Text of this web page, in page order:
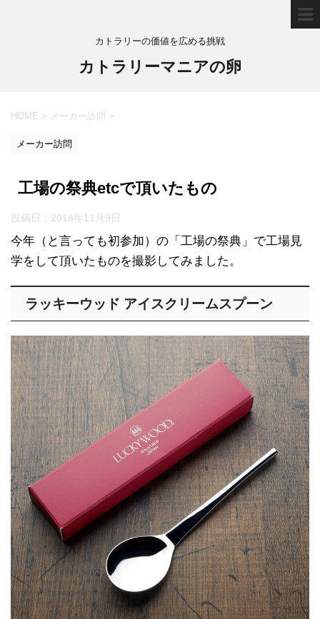
カトラリーの価値を広める挑戦
カトラリーマニアの卵
HOME > メーカー訪問 >
メーカー訪問
工場の祭典etcで頂いたもの
投稿日： 2018年11月9日
今年（と言っても初参加）の「工場の祭典」で工場見
学をして頂いたものを撮影してみました。
ラッキーウッド アイスクリームスプーン